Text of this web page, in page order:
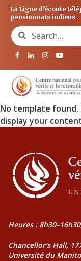
La Ligne d’écoute
pensionnats indiens
Search for:
No template found.
display your
Heures :
Chancellor’s Hall,
Université du